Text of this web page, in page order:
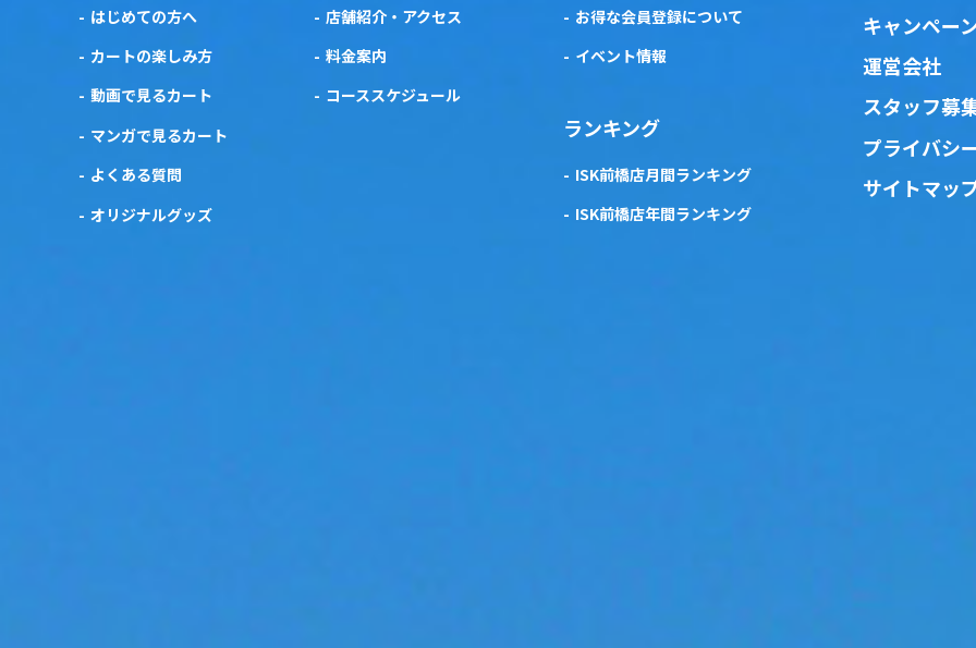
はじめての方へ
カートの楽しみ方
動画で見るカート
マンガで見るカート
よくある質問
オリジナルグッズ
店舗紹介・アクセス
料金案内
コーススケジュール
お得な会員登録について
イベント情報
ランキング
ISK前橋店月間ランキング
ISK前橋店年間ランキング
キャンペー
運営会社
スタッフ募
プライバシ
サイトマッ